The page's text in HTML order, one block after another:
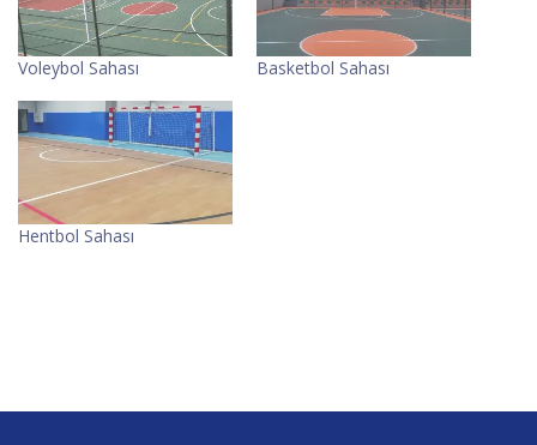
Voleybol Sahası Basketbol Sahası
Hentbol Sahası